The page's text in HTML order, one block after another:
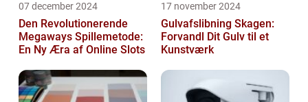
07 december 2024
Den Revolutionerende
Megaways Spillemetode:
En Ny Æra af Online Slots
17 november 2024
Gulvafslibning Skagen:
Forvandl Dit Gulv til et
Kunstværk